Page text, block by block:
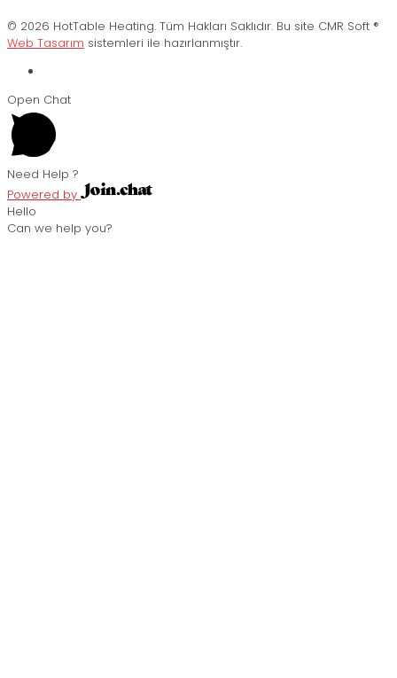
© 2026 HotTable Heating. Tüm Hakları Saklıdır. Bu site CMR Soft ®️
Web Tasarım sistemleri ile hazırlanmıştır.
Open Chat
Need Help ?
Powered by
Hello
Can we help you?